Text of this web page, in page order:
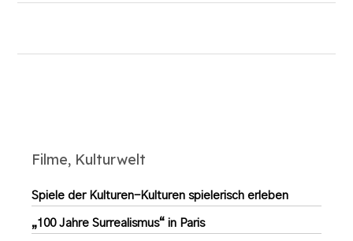
Filme, Kulturwelt
Spiele der Kulturen-Kulturen spielerisch erleben
„100 Jahre Surrealismus“ in Paris